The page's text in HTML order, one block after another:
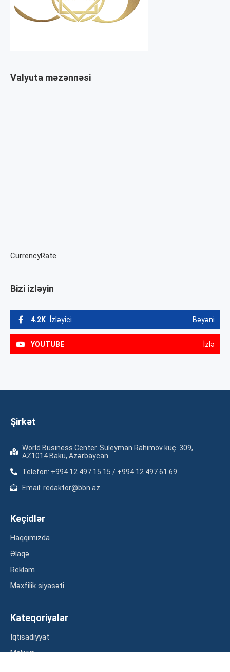
Valyuta məzənnəsi
CurrencyRate
Bizi izləyin
4.2K İzləyici Bəyəni
YOUTUBE İzlə
Şirkət
World Business Center. Suleyman Rahimov küç. 309,
AZ1014 Baku, Azərbaycan
Telefon: +994 12 497 15 15 / +994 12 497 61 69
Email: redaktor@bbn.az
Keçidlər
Haqqımızda
Əlaqə
Reklam
Məxfilik siyasəti
Kateqoriyalar
İqtisadiyyat
Maliyyə